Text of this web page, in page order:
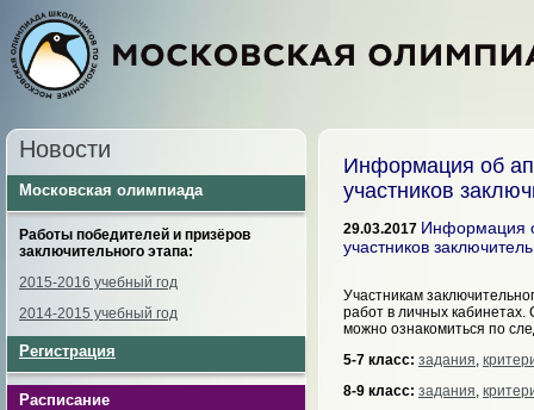
Новости
Московская олимпиада
Работы победителей и призёров
заключительного этапа:
2015-2016 учебный год
2014-2015 учебный год
Регистрация
Расписание
Информация об
участников
29.03.2017 Информация
участников
Участникам
работ в личных
можно ознакомиться по
5-7 класс: задания,
8-9 класс: задания,